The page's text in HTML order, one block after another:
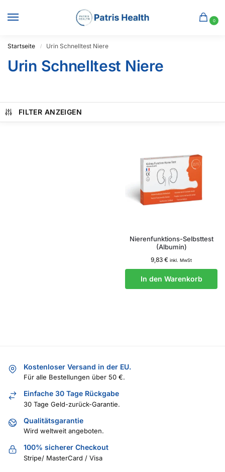
0
Startseite / Urin Schnelltest Niere
Urin Schnelltest Niere
FILTER ANZEIGEN
Nierenfunktions-Selbsttest
(Albumin)
9,83 € inkl. MwSt
In den Warenkorb
Kostenloser Versand in der EU.
Für alle Bestellungen über 50 €.
Einfache 30 Tage Rückgabe
30 Tage Geld-zurück-Garantie.
Qualitätsgarantie
Wird weltweit angeboten.
100% sicherer Checkout
Stripe/ MasterCard / Visa